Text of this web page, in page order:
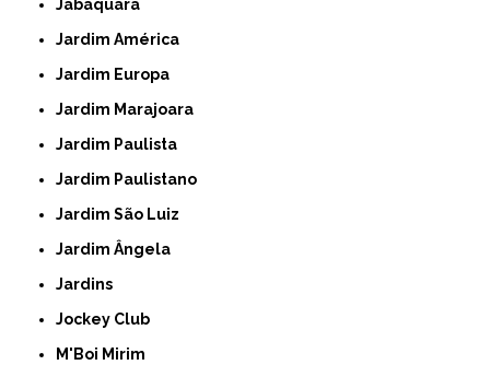
Jabaquara
Jardim América
Jardim Europa
Jardim Marajoara
Jardim Paulista
Jardim Paulistano
Jardim São Luiz
Jardim Ângela
Jardins
Jockey Club
M'Boi Mirim